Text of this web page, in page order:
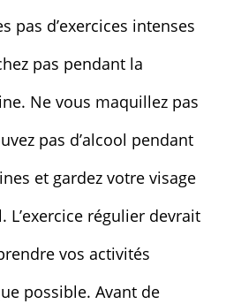
pas d’exercices intenses
pas pendant la
Ne vous maquillez pas
pas d’alcool pendant
et gardez votre visage
L’exercice régulier devrait
vos activités
possible. Avant de